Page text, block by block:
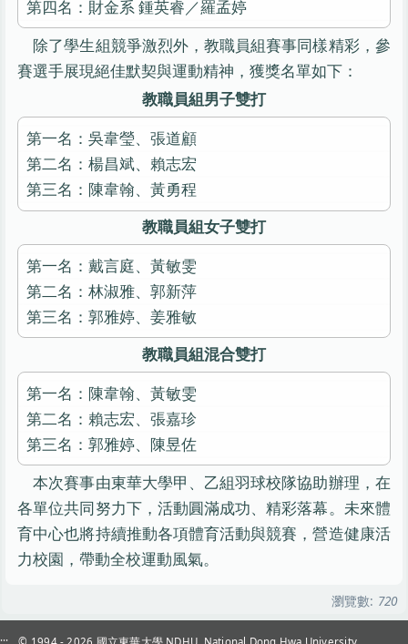
第四名：財金系 鍾英睿／羅孟婷
除了學生組競爭激烈外，教職員組賽事同樣精彩，參
賽選手展現絕佳默契與運動精神，獲獎名單如下：
教職員組男子雙打
第一名：吳韋瑩、張道顧
第二名：楊昌斌、賴志宏
第三名：陳韋翰、黃勇程
教職員組女子雙打
第一名：戴言庭、黃敏雯
第二名：林淑雅、郭新萍
第三名：郭雅婷、姜雅敏
教職員組混合雙打
第一名：陳韋翰、黃敏雯
第二名：賴志宏、張嘉珍
第三名：郭雅婷、陳昱佐
本次賽事由東華大學甲、乙組羽球校隊協助辦理，在
各單位共同努力下，活動圓滿成功、精彩落幕。未來體
育中心也將持續推動各項體育活動與競賽，營造健康活
力校園，帶動全校運動風氣。
瀏覽數: 720